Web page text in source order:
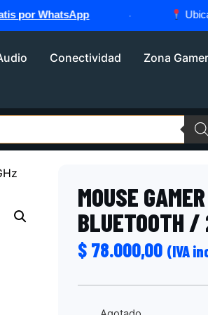
WhatsApp
Conectividad Zona Gamer
MOUSE
BLUETOOTH
$ 78.000,00 (IVA